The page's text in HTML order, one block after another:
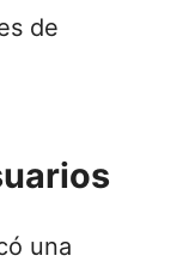
de
una